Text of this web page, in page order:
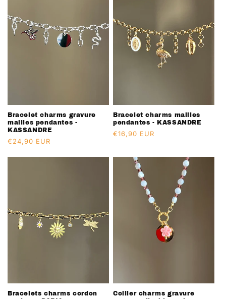
Bracelet charms gravure
mailles pendantes -
KASSANDRE
Prix
€24,90 EUR
Bracelet charms mailles
pendantes - KASSANDRE
Prix
€16,90 EUR
Bracelets charms cordon
Collier charms gravure